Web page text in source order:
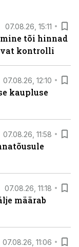
07.08.26, 15:11
tõi hinnad
kontrolli
07.08.26, 12:10
kaupluse
07.08.26, 11:58
07.08.26, 11:18
määrab
07.08.26, 11:06